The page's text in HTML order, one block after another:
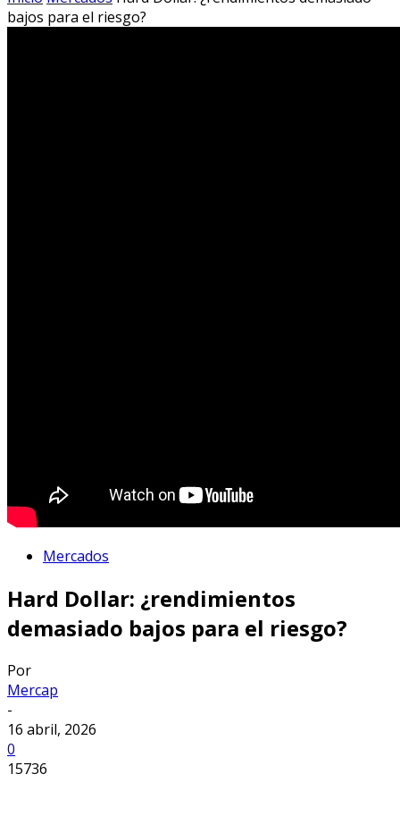
bajos para el riesgo?
Mercados
Hard Dollar: ¿rendimientos
demasiado bajos para el riesgo?
Por
Mercap
-
16 abril, 2026
0
15736